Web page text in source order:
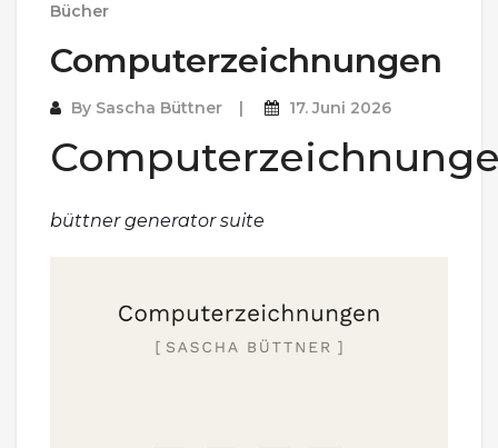
Bücher
Computerzeichnungen
By Sascha Büttner 17. Juni 2026
büttner generator suite